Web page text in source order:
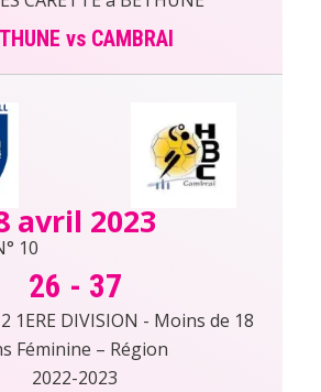
vs CAMBRAI
avril 2023
10
26 - 37
1ERE DIVISION - Moins de 18
Féminine – Région
2022-2023